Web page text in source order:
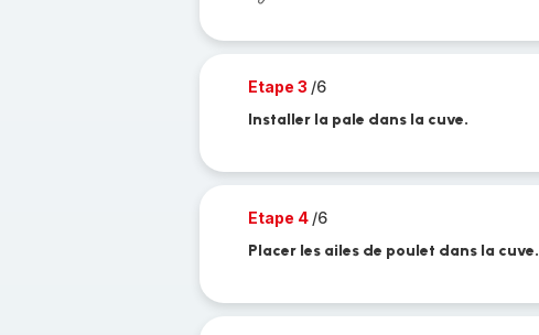
Etape 3 /6
Installer la pale dans la cuve.
Etape 4 /6
Placer les ailes de poulet dans la cuve.